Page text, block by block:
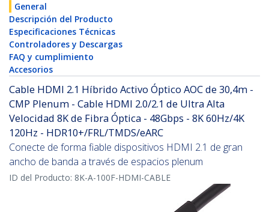
General
Descripción del Producto
Especificaciones Técnicas
Controladores y Descargas
FAQ y cumplimiento
Accesorios
Cable HDMI 2.1 Híbrido Activo Óptico AOC de 30,4m -
CMP Plenum - Cable HDMI 2.0/2.1 de Ultra Alta
Velocidad 8K de Fibra Óptica - 48Gbps - 8K 60Hz/4K
120Hz - HDR10+/FRL/TMDS/eARC
Conecte de forma fiable dispositivos HDMI 2.1 de gran
ancho de banda a través de espacios plenum
ID del Producto: 8K-A-100F-HDMI-CABLE